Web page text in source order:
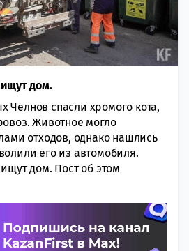
дом.
спасли хромого кота,
Животное могло
отходов, однако нашлись
его из автомобиля.
дом. Пост об этом